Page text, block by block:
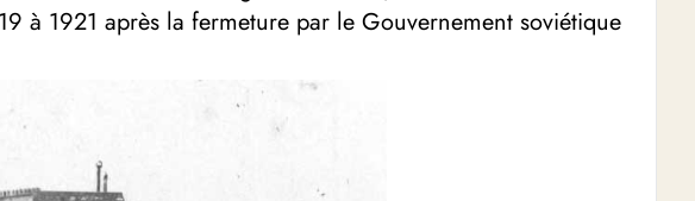
à 1921 après la fermeture par le Gouvernement soviétique